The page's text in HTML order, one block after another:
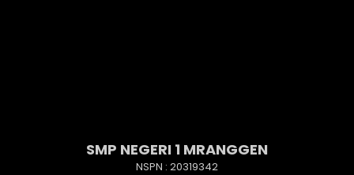
SMP NEGERI 1 MRANGGEN
NSPN : 20319342